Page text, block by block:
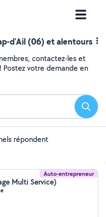
d'Ail (06) et alentours
contactez-les et
votre demande en
répondent
Auto-entrepreneur
Multi Service)